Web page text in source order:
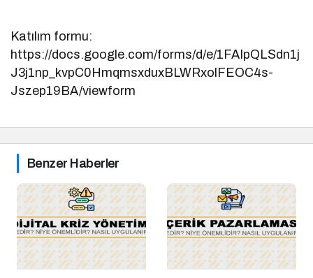
Katılım formu:
https://docs.google.com/forms/d/e/1FAIpQLSdn1j
J3j1np_kvpC0HmqmsxduxBLWRxolFEOC4s-
Jszep19BA/viewform
Benzer Haberler